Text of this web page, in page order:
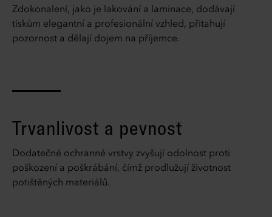
Zdokonalení, jako je lakování a laminace, dodávají
tiskům elegantní a profesionální vzhled, přitahují
pozornost a dělají dojem na příjemce.
Trvanlivost a pevnost
Dodatečné ochranné vrstvy zvyšují odolnost proti
poškození a poškrábání, čímž prodlužují životnost
potištěných materiálů.